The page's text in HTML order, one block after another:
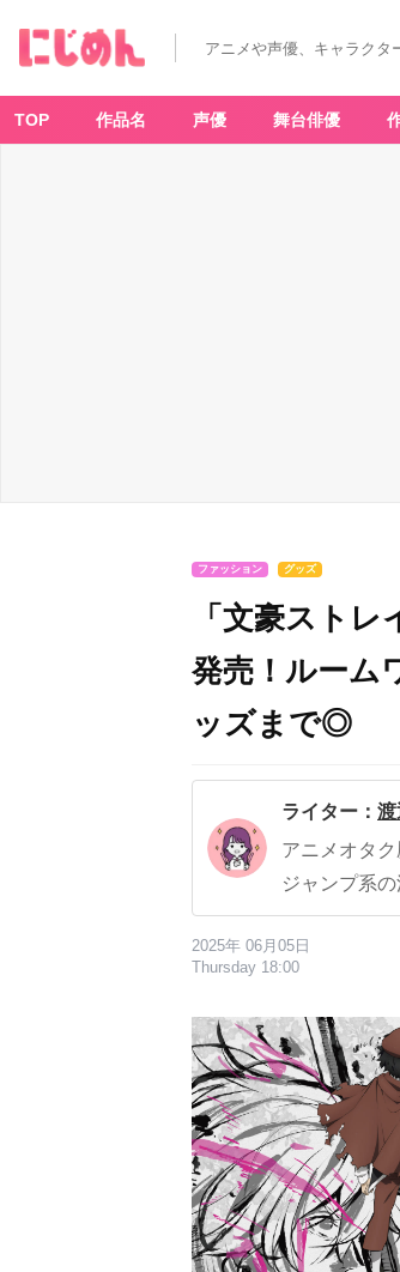
アニメや声優、キャラクタ
TOP 作品名 声優 舞台俳優
ファッション グッズ
「文豪スト
発売！ルーム
ッズまで◎
ライター： 渡
アニメオタ
ジャンプ系
2025年 06月05日
Thursday 18:00